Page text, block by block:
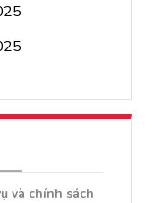
và chính sách